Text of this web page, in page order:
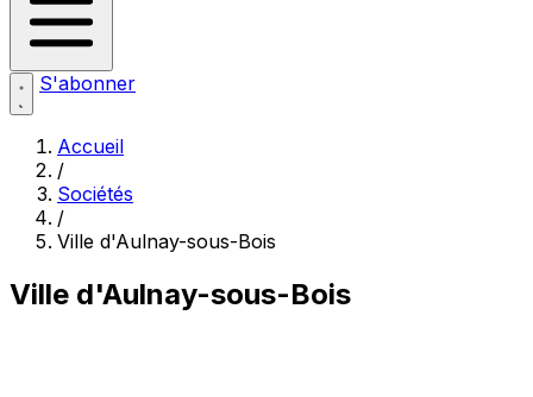
S'abonner
Accueil
/
Sociétés
/
Ville d'Aulnay-sous-Bois
Ville d'Aulnay-sous-Bois